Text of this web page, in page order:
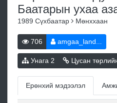
Баатарын ухаа
1989 Сүхбаатар Мөнххаан
706 amgaa_land...
Унага 2 Цусан
Ерөнхий мэдээлэл